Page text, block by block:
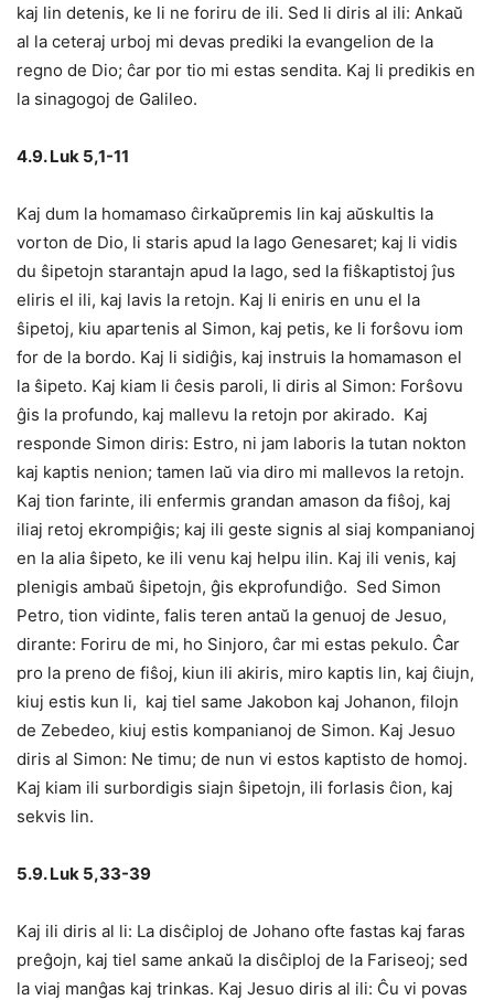
kaj lin detenis, ke li ne foriru de ili. Sed li diris al ili: Ankaŭ
al la ceteraj urboj mi devas prediki la evangelion de la
regno de Dio; ĉar por tio mi estas sendita. Kaj li predikis en
la sinagogoj de Galileo.
4.9. Luk 5,1-11
Kaj dum la homamaso ĉirkaŭpremis lin kaj aŭskultis la
vorton de Dio, li staris apud la lago Genesaret; kaj li vidis
du ŝipetojn starantajn apud la lago, sed la fiŝkaptistoj ĵus
eliris el ili, kaj lavis la retojn. Kaj li eniris en unu el la
ŝipetoj, kiu apartenis al Simon, kaj petis, ke li forŝovu iom
for de la bordo. Kaj li sidiĝis, kaj instruis la homamason el
la ŝipeto. Kaj kiam li ĉesis paroli, li diris al Simon: Forŝovu
ĝis la profundo, kaj mallevu la retojn por akirado. Kaj
responde Simon diris: Estro, ni jam laboris la tutan nokton
kaj kaptis nenion; tamen laŭ via diro mi mallevos la retojn.
Kaj tion farinte, ili enfermis grandan amason da fiŝoj, kaj
iliaj retoj ekrompiĝis; kaj ili geste signis al siaj kompanianoj
en la alia ŝipeto, ke ili venu kaj helpu ilin. Kaj ili venis, kaj
plenigis ambaŭ ŝipetojn, ĝis ekprofundiĝo. Sed Simon
Petro, tion vidinte, falis teren antaŭ la genuoj de Jesuo,
dirante: Foriru de mi, ho Sinjoro, ĉar mi estas pekulo. Ĉar
pro la preno de fiŝoj, kiun ili akiris, miro kaptis lin, kaj ĉiujn,
kiuj estis kun li, kaj tiel same Jakobon kaj Johanon, filojn
de Zebedeo, kiuj estis kompanianoj de Simon. Kaj Jesuo
diris al Simon: Ne timu; de nun vi estos kaptisto de homoj.
Kaj kiam ili surbordigis siajn ŝipetojn, ili forlasis ĉion, kaj
sekvis lin.
5.9. Luk 5,33-39
Kaj ili diris al li: La disĉiploj de Johano ofte fastas kaj faras
preĝojn, kaj tiel same ankaŭ la disĉiploj de la Fariseoj; sed
la viaj manĝas kaj trinkas. Kaj Jesuo diris al ili: Ĉu vi povas